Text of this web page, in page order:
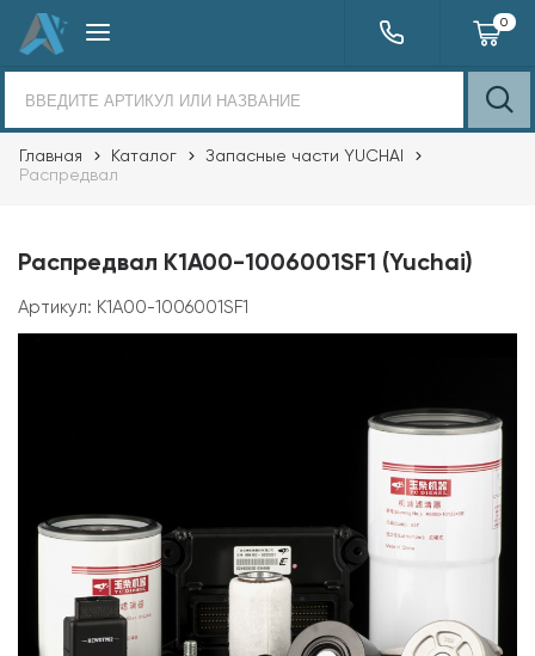
0
Главная Каталог
Запасные части YUCHAI
Распредвал
Распредвал K1А00-1006001SF1 (Yuchai)
Артикул: K1А00-1006001SF1